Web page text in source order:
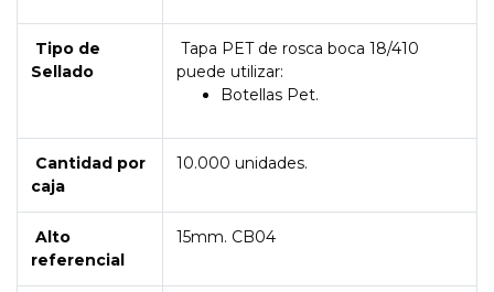
Tipo de
Sellado
Tapa PET de rosca boca 18/410
puede utilizar:
Botellas Pet.
Cantidad por
caja
10.000 unidades.
Alto
referencial
15mm. CB04